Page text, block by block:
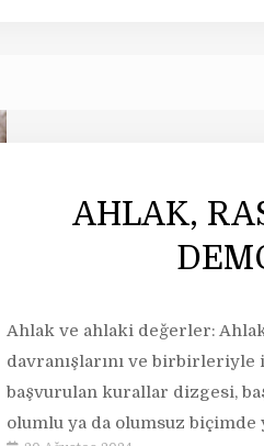
AHLAK,
Ahlak ve ahlaki değerler:
davranışlarını ve
başvurulan kurallar dizgesi,
olumlu ya da olumsuz biçimde